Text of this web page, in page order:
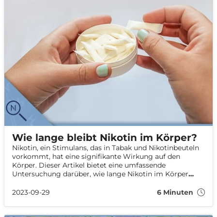
Wie lange bleibt Nikotin im Körper?
Nikotin, ein Stimulans, das in Tabak und Nikotinbeuteln
vorkommt, hat eine signifikante Wirkung auf den
Körper. Dieser Artikel bietet eine umfassende
Untersuchung darüber, wie lange Nikotin im Körper
Körperflüssigkeiten sowie wie es metabolisiert und
erforschen, wie man den Nikotinstoffwechsel
2023-09-29 6 Minuten